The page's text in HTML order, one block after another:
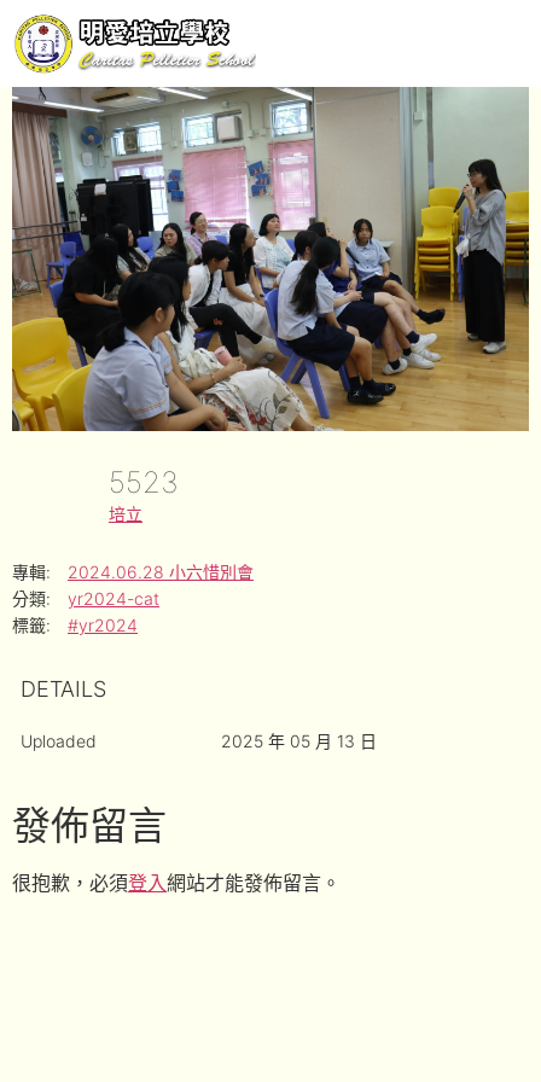
5523
培立
專輯:
2024.06.28 小六惜別會
分類:
yr2024-cat
標籤:
#yr2024
DETAILS
Uploaded 2025 年 05 月 13 日
發佈留言
很抱歉，必須登入網站才能發佈留言。